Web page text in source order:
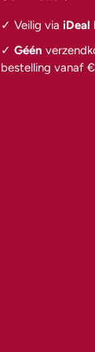
✓ Veilig via iDeal
✓ Géén
bestelling vanaf